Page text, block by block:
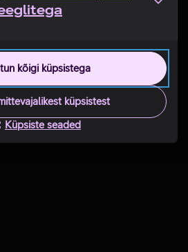
kõigi küpsistega
küpsistest
Küpsiste seaded